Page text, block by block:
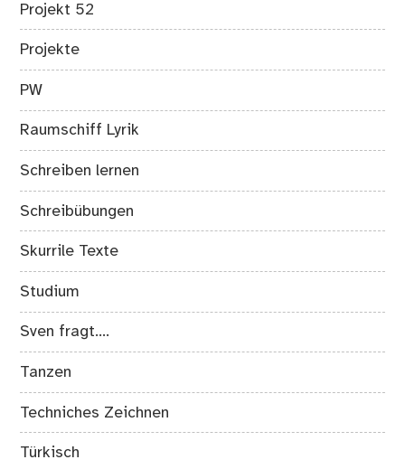
Projekt 52
Projekte
PW
Raumschiff Lyrik
Schreiben lernen
Schreibübungen
Skurrile Texte
Studium
Sven fragt….
Tanzen
Techniches Zeichnen
Türkisch